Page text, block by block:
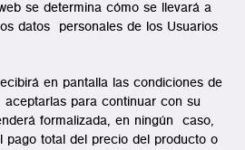
se determina cómo se llevará a
datos personales de los Usuarios
en pantalla las condiciones de
para continuar con su
formalizada, en ningún caso,
pago total del precio del producto o